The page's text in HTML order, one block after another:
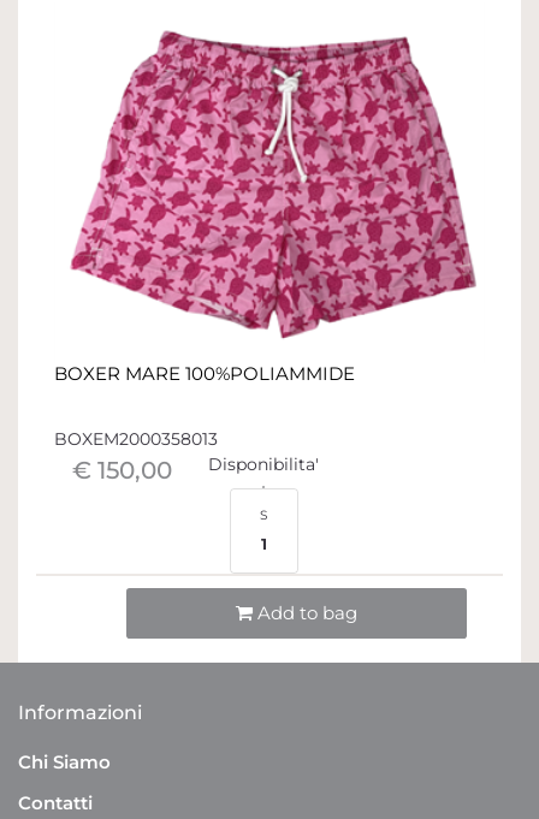
BOXER MARE 100%POLIAMMIDE
BOXEM2000358013
€ 150,00 Disponibilita'
S
1
Add to bag
Informazioni
Chi Siamo
Contatti